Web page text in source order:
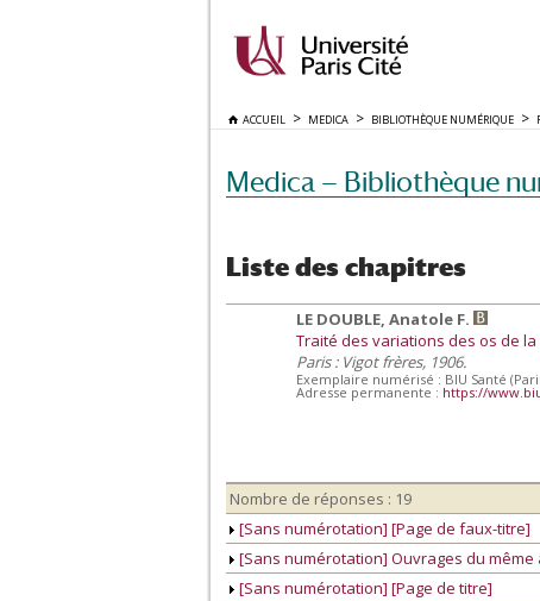
ACCUEIL MEDICA BIBLIOTHÈQUE NUMÉRIQUE
Medica — Bibliothèque
Liste des chapitres
LE DOUBLE, Anatole F.
Traité des variations des os de
Paris : Vigot frères, 1906.
Exemplaire numérisé : BIU Santé
Adresse permanente : https://
Nombre de réponses : 19
[Sans numérotation] [Page de faux-titre]
[Sans numérotation] Ouvrages du même
[Sans numérotation] [Page de titre]